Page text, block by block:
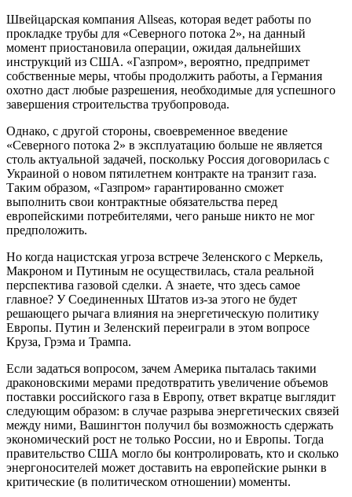
Швейцарская компания Allseas, которая ведет работы по
прокладке трубы для «Северного потока 2», на данный
момент приостановила операции, ожидая дальнейших
инструкций из США. «Газпром», вероятно, предпримет
собственные меры, чтобы продолжить работы, а Германия
охотно даст любые разрешения, необходимые для успешного
завершения строительства трубопровода.
Однако, с другой стороны, своевременное введение
«Северного потока 2» в эксплуатацию больше не является
столь актуальной задачей, поскольку Россия договорилась с
Украиной о новом пятилетнем контракте на транзит газа.
Таким образом, «Газпром» гарантированно сможет
выполнить свои контрактные обязательства перед
европейскими потребителями, чего раньше никто не мог
предположить.
Но когда нацистская угроза встрече Зеленского с Меркель,
Макроном и Путиным не осуществилась, стала реальной
перспектива газовой сделки. А знаете, что здесь самое
главное? У Соединенных Штатов из-за этого не будет
решающего рычага влияния на энергетическую политику
Европы. Путин и Зеленский переиграли в этом вопросе
Круза, Грэма и Трампа.
Если задаться вопросом, зачем Америка пыталась такими
драконовскими мерами предотвратить увеличение объемов
поставки российского газа в Европу, ответ вкратце выглядит
следующим образом: в случае разрыва энергетических связей
между ними, Вашингтон получил бы возможность сдержать
экономический рост не только России, но и Европы. Тогда
правительство США могло бы контролировать, кто и сколько
энергоносителей может доставить на европейские рынки в
критические (в политическом отношении) моменты.